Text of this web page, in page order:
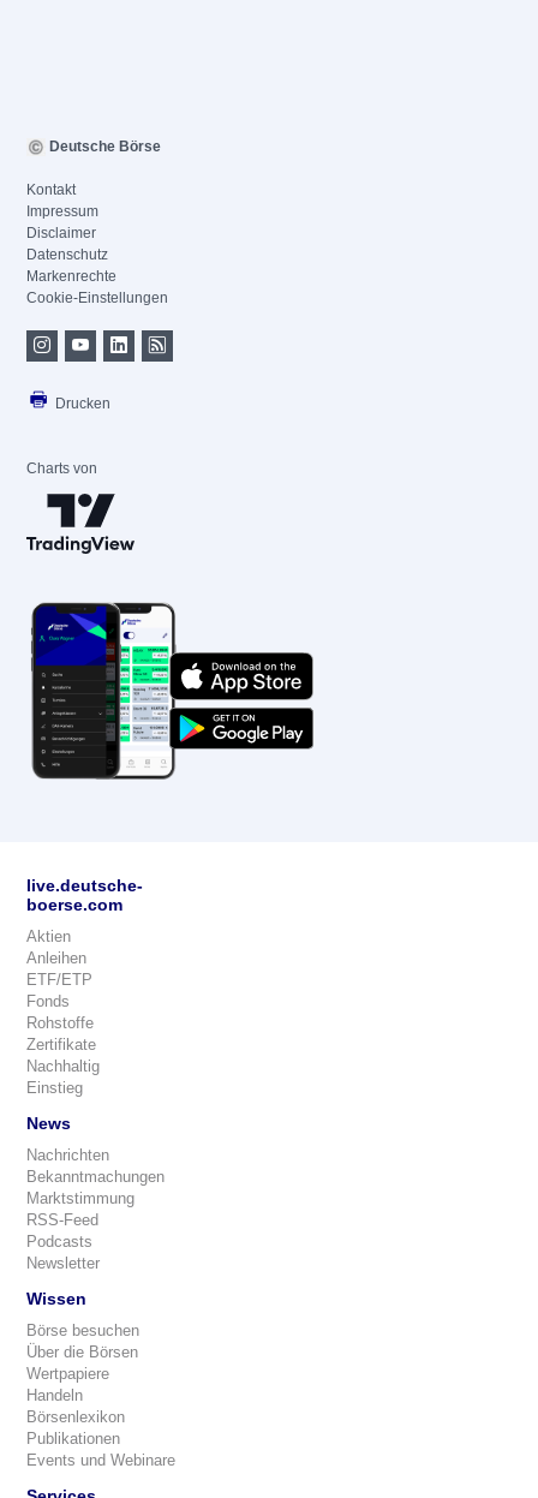
Deutsche Börse
Kontakt
Impressum
Disclaimer
Datenschutz
Markenrechte
Cookie-Einstellungen
Drucken
Charts von
live.deutsche-
boerse.com
Aktien
Anleihen
ETF/ETP
Fonds
Rohstoffe
Zertifikate
Nachhaltig
Einstieg
News
Nachrichten
Bekanntmachungen
Marktstimmung
RSS-Feed
Podcasts
Newsletter
Wissen
Börse besuchen
Über die Börsen
Wertpapiere
Handeln
Börsenlexikon
Publikationen
Events und Webinare